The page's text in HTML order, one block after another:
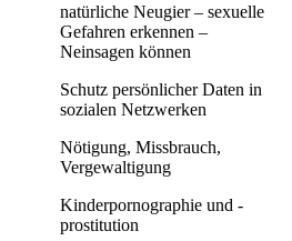
natürliche Neugier – sexuelle
Gefahren erkennen –
Neinsagen können
Schutz persönlicher Daten in
sozialen Netzwerken
Nötigung, Missbrauch,
Vergewaltigung
Kinderpornographie und -
prostitution